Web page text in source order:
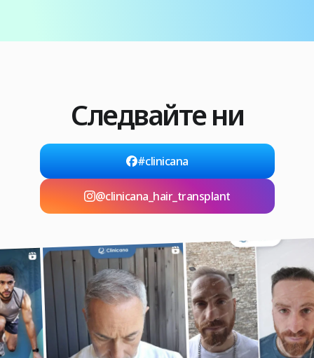
Следвайте ни
#clinicana
@clinicana_hair_transplant